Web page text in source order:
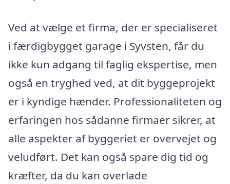
Ved at vælge et firma, der er specialiseret
i færdigbygget garage i Syvsten, får du
ikke kun adgang til faglig ekspertise, men
også en tryghed ved, at dit byggeprojekt
er i kyndige hænder. Professionaliteten og
erfaringen hos sådanne firmaer sikrer, at
alle aspekter af byggeriet er overvejet og
veludført. Det kan også spare dig tid og
kræfter, da du kan overlade